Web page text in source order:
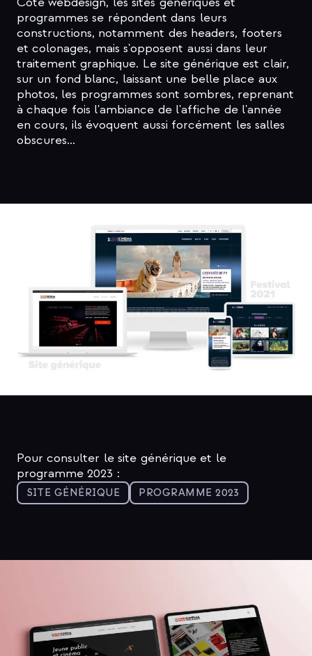
programmes se répondent dans leurs
constructions, notamment des headers, footers
et colonages, mais s'opposent aussi dans leur
traitement graphique. Le site générique est clair,
sur un fond blanc, laissant une belle place aux
photos, les programmes sont sombres, reprenant
à chaque fois l'ambiance de l'affiche de l'année
en cours, ils évoquent aussi forcément les salles
obscures...
Pour consulter le site générique et le
programme 2023 :
SITE GÉNÉRIQUE PROGRAMME 2023